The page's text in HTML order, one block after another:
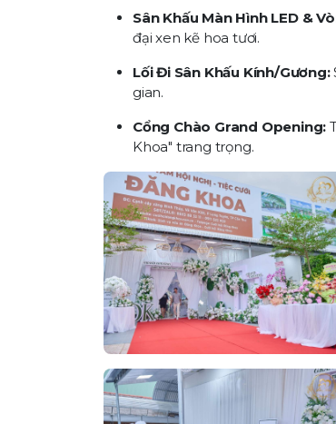
Sân Khấu Màn Hình LED &
đại xen kẽ hoa tươi.
Lối Đi Sân Khấu Kính/Gương:
gian.
Cổng Chào Grand Opening:
Khoa" trang trọng.